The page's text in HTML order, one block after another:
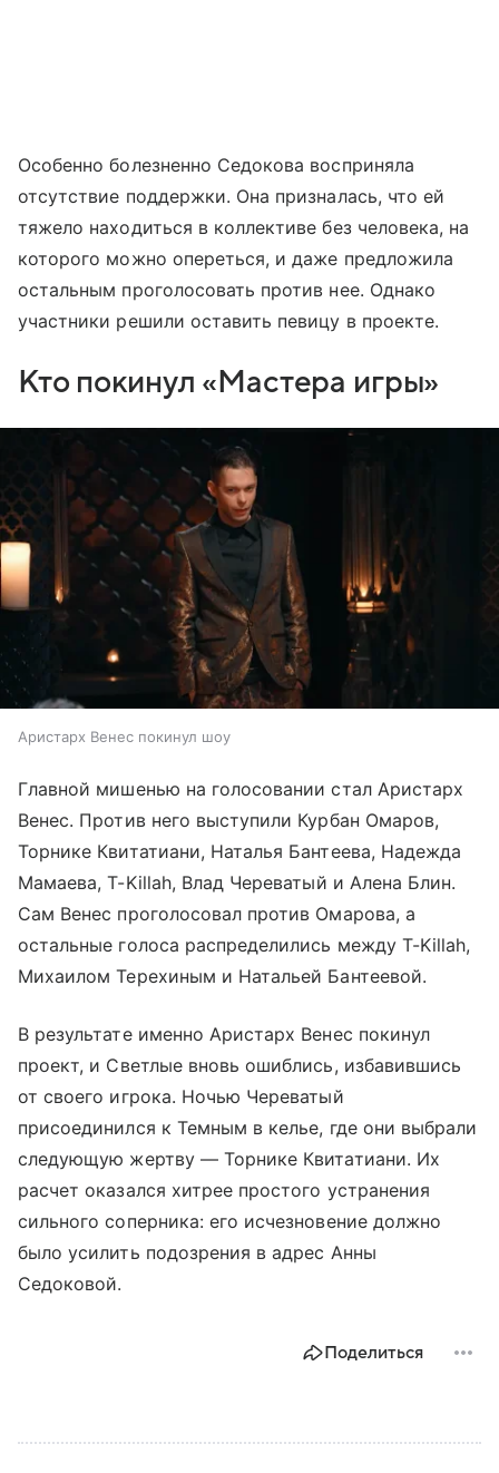
Особенно болезненно Седокова восприняла
отсутствие поддержки. Она призналась, что ей
тяжело находиться в коллективе без человека, на
которого можно опереться, и даже предложила
остальным проголосовать против нее. Однако
участники решили оставить певицу в проекте.
Кто покинул «Мастера игры»
Аристарх Венес покинул шоу
Главной мишенью на голосовании стал Аристарх
Венес. Против него выступили Курбан Омаров,
Торнике Квитатиани, Наталья Бантеева, Надежда
Мамаева, T-Killah, Влад Череватый и Алена Блин.
Сам Венес проголосовал против Омарова, а
остальные голоса распределились между T-Killah,
Михаилом Терехиным и Натальей Бантеевой.
В результате именно Аристарх Венес покинул
проект, и Светлые вновь ошиблись, избавившись
от своего игрока. Ночью Череватый
присоединился к Темным в келье, где они выбрали
следующую жертву — Торнике Квитатиани. Их
расчет оказался хитрее простого устранения
сильного соперника: его исчезновение должно
было усилить подозрения в адрес Анны
Седоковой.
Поделиться